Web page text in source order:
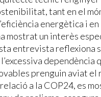
tant en el
energètica i
mostrat un interès
entrevista reflexiona
prenguin aviat
a la COP24, es